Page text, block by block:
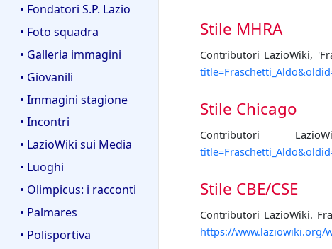
• Fondatori S.P. Lazio
• Foto squadra
• Galleria immagini
• Giovanili
• Immagini stagione
• Incontri
• LazioWiki sui Media
• Luoghi
• Olimpicus: i racconti
• Palmares
• Polisportiva
Stile MHRA
Contributori LazioWiki,
Stile Chicago
Contributori
Stile CBE/CSE
Contributori LazioWiki.
https://www.laziowiki.org/